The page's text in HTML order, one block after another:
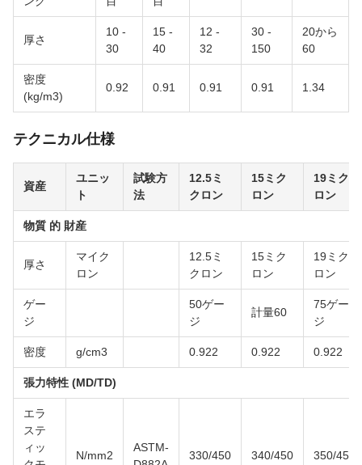
厚さ
10 -
30
15 -
40
12 -
32
30 -
150
20から
60
密度
(kg/m3)
0.92 0.91 0.91 0.91 1.34
テクニカル仕様
資産
ユニッ
ト
試験方
法
12.5ミ
クロン
15ミク
ロン
19ミク
ロン
物質 的 財産
厚さ
マイク
ロン
12.5ミ
クロン
15ミク
ロン
19ミク
ロン
ゲー
ジ
50ゲー
ジ
計量60
75ゲー
ジ
密度 g/cm3 0.922 0.922 0.922
張力特性 (MD/TD)
エラ
ステ
ィッ
N/mm2
ASTM-
330/450 340/450 350/450